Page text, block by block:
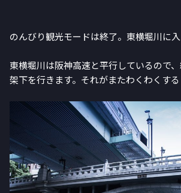
のんびり観光モードは終了。東横堀川に入
東横堀川は阪神高速と平行しているので
架下を行きます。それがまたわくわくする